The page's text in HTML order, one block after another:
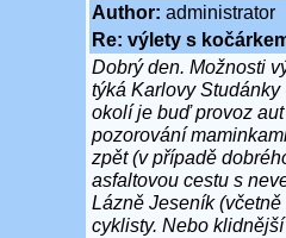
Author: administrator
Re: výlety s
Dobrý den. Možnosti
týká Karlovy
okolí je buď provoz
pozorování
zpět (v případě
asfaltovou cestu s
Lázně Jeseník
cyklisty. Nebo